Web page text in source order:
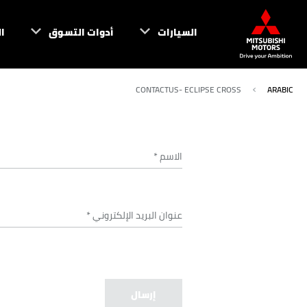
السيارات أدوات التسوق
ARABIC
CONTACTUS- ECLIPSE CROSS
الاسم*
عنوان البريد الإلكتروني*
إرسال